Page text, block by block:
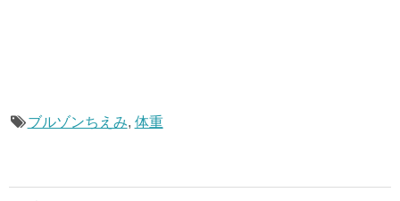
ブルゾンちえみ, 体重